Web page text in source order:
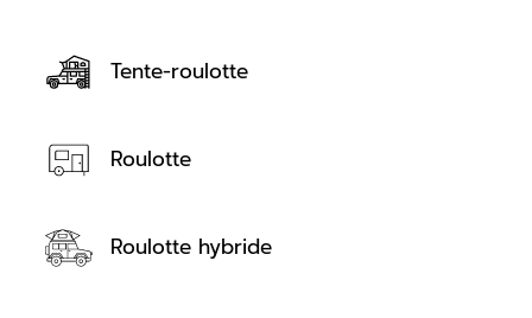
Tente-roulotte
Roulotte
Roulotte hybride